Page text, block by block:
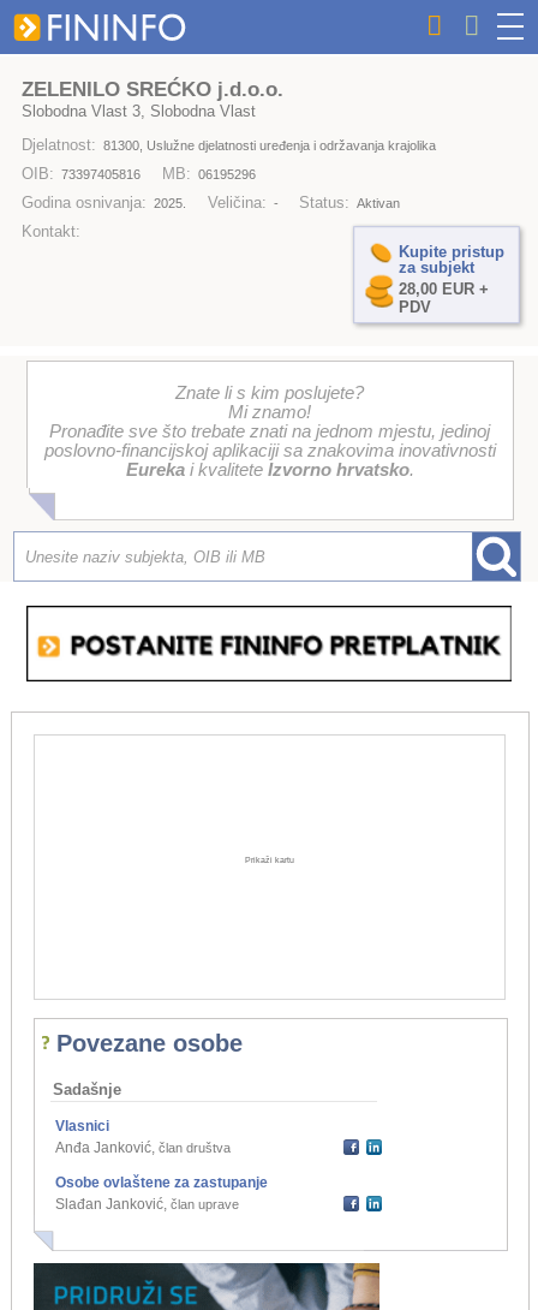
ZELENILO SREĆKO j.d.o.o.
Slobodna Vlast 3, Slobodna Vlast
Djelatnost: 81300, Uslužne djelatnosti uređenja i održavanja krajolika
OIB: 73397405816 MB: 06195296
Godina osnivanja: 2025. Veličina: - Status: Aktivan
Kontakt:
Kupite pristup
za subjekt
28,00 EUR +
PDV
Znate li s kim poslujete?
Mi znamo!
Pronađite sve što trebate znati na jednom mjestu, jedinoj
poslovno-financijskoj aplikaciji sa znakovima inovativnosti
Eurekai kvalitete Izvorno hrvatsko.
Prikaži kartu
Povezane osobe
Sadašnje
Vlasnici
Anđa Janković, član društva
Osobe ovlaštene za zastupanje
Slađan Janković, član uprave